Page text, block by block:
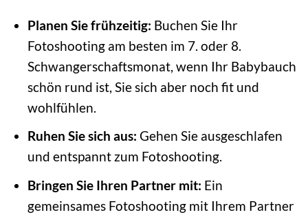
Planen Sie frühzeitig: Buchen Sie Ihr
Fotoshooting am besten im 7. oder 8.
Schwangerschaftsmonat, wenn Ihr Babybauch
schön rund ist, Sie sich aber noch fit und
wohlfühlen.
Ruhen Sie sich aus: Gehen Sie ausgeschlafen
und entspannt zum Fotoshooting.
Bringen Sie Ihren Partner mit: Ein
gemeinsames Fotoshooting mit Ihrem Partner